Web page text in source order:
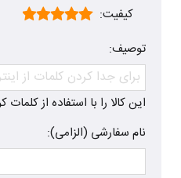
کیفیت:
توصیف:
این کالا را با استفاده از
نام سفارشی (الزامی):